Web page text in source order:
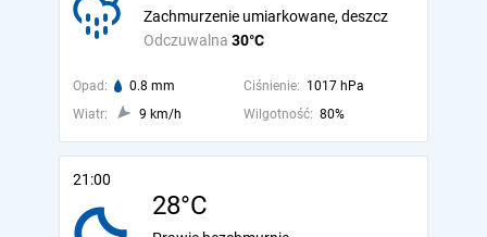
Odczuwalna 30°C
Zachmurzenie umiarkowane, deszcz
Opad: 0.8 mm Ciśnienie: 1017 hPa
Wiatr:
9 km/h Wilgotność: 80%
21:00
28°C